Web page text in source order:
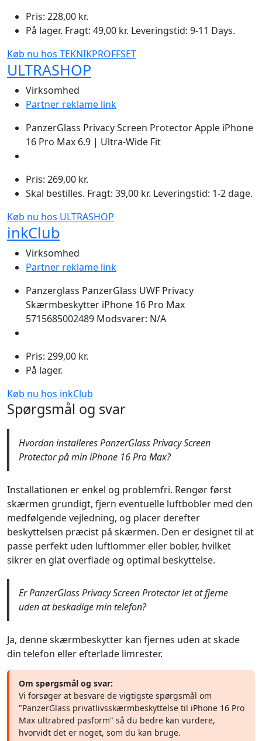
Pris: 228,00 kr.
På lager. Fragt: 49,00 kr. Leveringstid: 9-11 Days.
Køb nu hos TEKNIKPROFFSET
ULTRASHOP
Virksomhed
Partner reklame link
PanzerGlass Privacy Screen Protector Apple iPhone
16 Pro Max 6.9 | Ultra-Wide Fit
Pris: 269,00 kr.
Skal bestilles. Fragt: 39,00 kr. Leveringstid: 1-2 dage.
Køb nu hos ULTRASHOP
inkClub
Virksomhed
Partner reklame link
Panzerglass PanzerGlass UWF Privacy
Skærmbeskytter iPhone 16 Pro Max
5715685002489 Modsvarer: N/A
Pris: 299,00 kr.
På lager.
Køb nu hos inkClub
Spørgsmål og svar
Hvordan installeres PanzerGlass Privacy Screen
Protector på min iPhone 16 Pro Max?
Installationen er enkel og problemfri. Rengør først
skærmen grundigt, fjern eventuelle luftbobler med den
medfølgende vejledning, og placer derefter
beskyttelsen præcist på skærmen. Den er designet til at
passe perfekt uden luftlommer eller bobler, hvilket
sikrer en glat overflade og optimal beskyttelse.
Er PanzerGlass Privacy Screen Protector let at fjerne
uden at beskadige min telefon?
Ja, denne skærmbeskytter kan fjernes uden at skade
din telefon eller efterlade limrester.
Om spørgsmål og svar:
Vi forsøger at besvare de vigtigste spørgsmål om
"PanzerGlass privatlivsskærmbeskyttelse til iPhone 16 Pro
Max ultrabred pasform" så du bedre kan vurdere,
hvorvidt det er noget, som du kan bruge.